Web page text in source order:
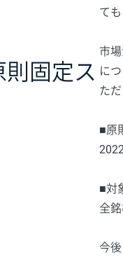
則固定ス
て
市
に
た
■原
■対
全
今